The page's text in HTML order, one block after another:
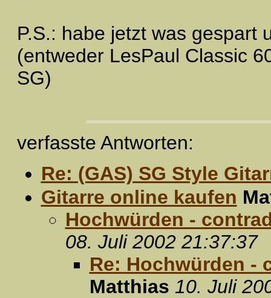
P.S.: habe jetzt was gespart
(entweder LesPaul Classic
SG)
verfasste Antworten:
Re: (GAS) SG Style
Gitarre online kaufen
Hochwürden -
08. Juli 2002 21:37:37
Re: Hochwürden -
Matthias 10. Juli